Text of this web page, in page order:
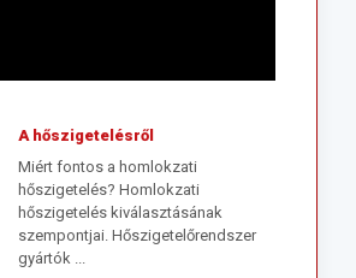
A hőszigetelésről
Miért fontos a homlokzati
hőszigetelés? Homlokzati
hőszigetelés kiválasztásának
szempontjai. Hőszigetelőrendszer
gyártók ...